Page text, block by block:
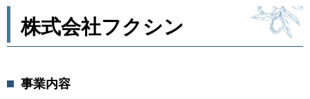
株式会社フクシン
事業内容